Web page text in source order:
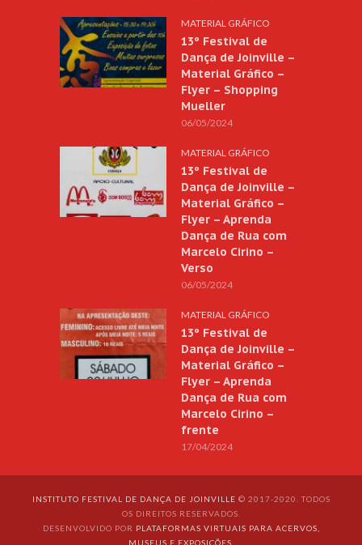
MATERIAL GRÁFICO
13º Festival de
Dança de Joinville –
Material Gráfico –
Flyer – Shopping
Mueller
06/05/2024
MATERIAL GRÁFICO
13º Festival de
Dança de Joinville –
Material Gráfico –
Flyer – Aprenda
Dança de Rua com
Marcelo Cirino –
Verso
06/05/2024
MATERIAL GRÁFICO
13º Festival de
Dança de Joinville –
Material Gráfico –
Flyer – Aprenda
Dança de Rua com
Marcelo Cirino –
frente
17/04/2024
INSTITUTO FESTIVAL DE DANÇA DE JOINVILLE © 2017-2020. TODOS
OS DIREITOS RESERVADOS.
DESENVOLVIDO POR PLATAFORMAS VIRTUAIS PARA ACERVOS,
MUSEUS E EXPOSIÇÕES